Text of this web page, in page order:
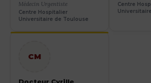
Médecin Urgentiste
Centre Hospitalier
Universitaire de Toulouse
Centre
CM